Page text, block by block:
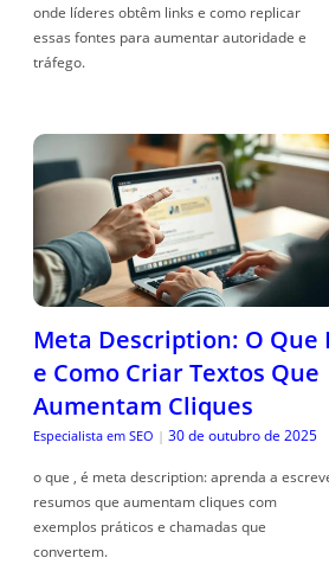
onde líderes obtêm links e como replicar
essas fontes para aumentar autoridade e
tráfego.
Meta Description: O Que
e Como Criar Textos Que
Aumentam Cliques
Especialista em SEO | 30 de outubro de 2025
o que , é meta description: aprenda a
resumos que aumentam cliques com
exemplos práticos e chamadas que
convertem.